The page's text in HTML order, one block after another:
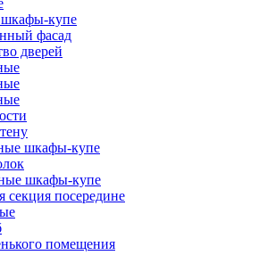
купе
фасад
дверей
шкафы-купе
шкафы-купе
секция посередине
помещения